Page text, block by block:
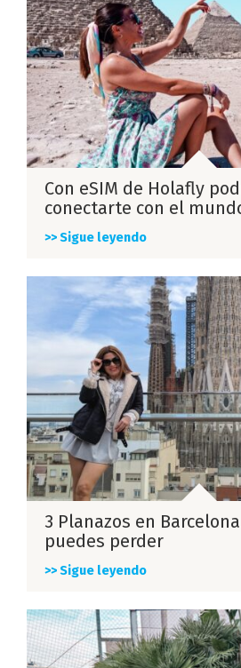
Con eSIM de Holafly
conectarte con el
>> Sigue leyendo
3 Planazos en
puedes perder
>> Sigue leyendo